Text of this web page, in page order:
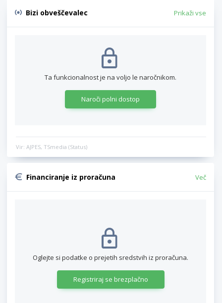
Bizi obveščevalec Prikaži vse
Ta funkcionalnost je na voljo le naročnikom.
Naroči polni dostop
Vir: AJPES, TSmedia (Status)
Financiranje iz proračuna Več
Oglejte si podatke o prejetih sredstvih iz proračuna.
Registriraj se brezplačno